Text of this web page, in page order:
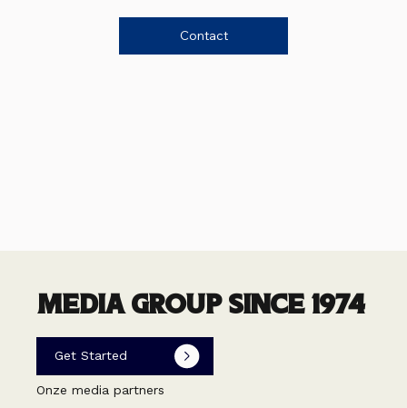
Contact
MEDIA GROUP SINCE 1974
Get Started
Onze media partners